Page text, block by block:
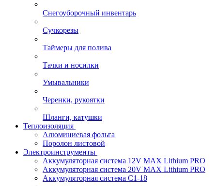
Снегоуборочный инвентарь
Сучкорезы
Таймеры для полива
Тачки и носилки
Умывальники
Черенки, рукоятки
Шланги, катушки
Теплоизоляция
Алюминиевая фольга
Поролон листовой
Электроинструменты
Аккумуляторная система 12V MAX Lithium PRO
Аккумуляторная система 20V MAX Lithium PRO
Аккумуляторная система С1-18